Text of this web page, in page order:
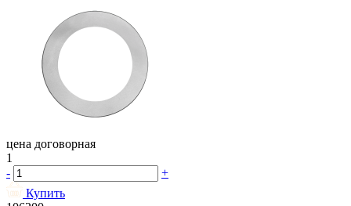
цена договорная
1
-
+
Купить